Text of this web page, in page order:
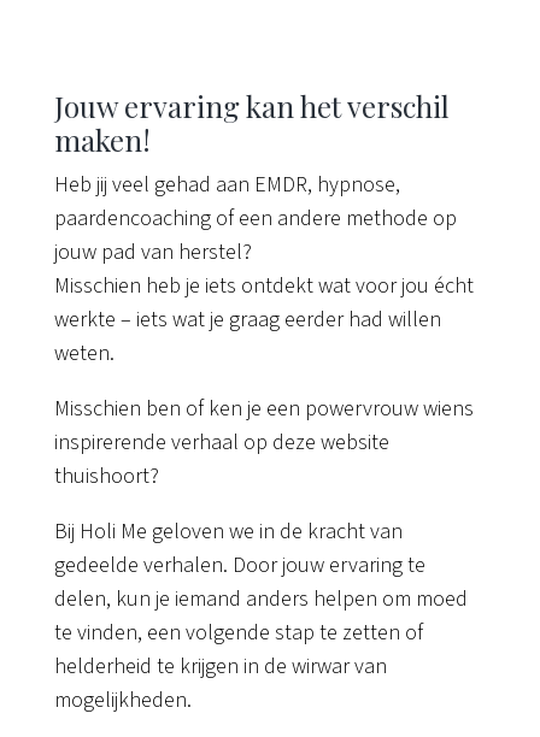
Jouw ervaring kan het verschil
maken!
Heb jij veel gehad aan EMDR, hypnose,
paardencoaching of een andere methode op
jouw pad van herstel?
Misschien heb je iets ontdekt wat voor jou écht
werkte – iets wat je graag eerder had willen
weten.
Misschien ben of ken je een powervrouw wiens
inspirerende verhaal op deze website
thuishoort?
Bij Holi Me geloven we in de kracht van
gedeelde verhalen. Door jouw ervaring te
delen, kun je iemand anders helpen om moed
te vinden, een volgende stap te zetten of
helderheid te krijgen in de wirwar van
mogelijkheden.